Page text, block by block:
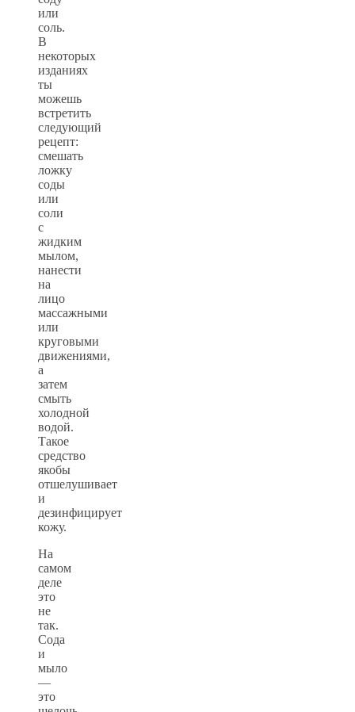
или
соль.
В
некоторых
изданиях
ты
можешь
встретить
следующий
рецепт:
смешать
ложку
соды
или
соли
с
жидким
мылом,
нанести
на
лицо
массажными
или
круговыми
движениями,
а
затем
смыть
холодной
водой.
Такое
средство
якобы
отшелушивает
и
дезинфицирует
кожу.
На
самом
деле
это
не
так.
Сода
и
мыло
—
это